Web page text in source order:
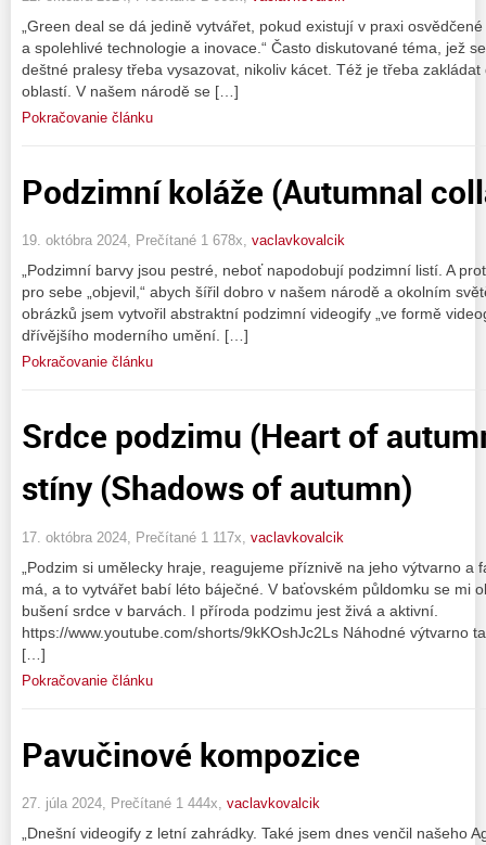
„Green deal se dá jedině vytvářet, pokud existují v praxi
a spolehlivé technologie a inovace.“ Často diskutované téma, jež
deštné pralesy třeba vysazovat, nikoliv kácet. Též je třeba
oblastí. V našem národě se […]
Pokračovanie článku
Podzimní koláže (Autumnal
19. októbra 2024, Prečítané 1 678x, vaclavkovalcik
„Podzimní barvy jsou pestré, neboť napodobují podzimní listí. A
pro sebe „objevil,“ abych šířil dobro v našem národě a okolním
obrázků jsem vytvořil abstraktní podzimní videogify „ve formě
dřívějšího moderního umění. […]
Pokračovanie článku
Srdce podzimu (Heart of
stíny (Shadows of autumn)
17. októbra 2024, Prečítané 1 117x, vaclavkovalcik
„Podzim si umělecky hraje, reagujeme příznivě na jeho výtvarno a
má, a to vytvářet babí léto báječné. V baťovském půldomku se mi
bušení srdce v barvách. I příroda podzimu jest živá a aktivní.
https://www.youtube.com/shorts/9kKOshJc2Ls Náhodné výtvarno
[…]
Pokračovanie článku
Pavučinové kompozice
27. júla 2024, Prečítané 1 444x, vaclavkovalcik
„Dnešní videogify z letní zahrádky. Také jsem dnes venčil našeho